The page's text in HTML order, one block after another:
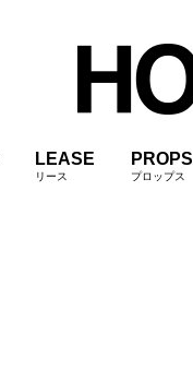
LEASE
リース
PROPS
プロップス